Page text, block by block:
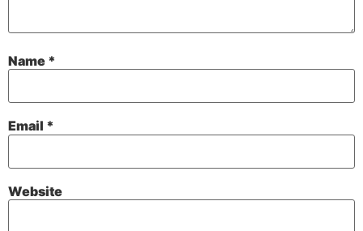
Name *
Email *
Website